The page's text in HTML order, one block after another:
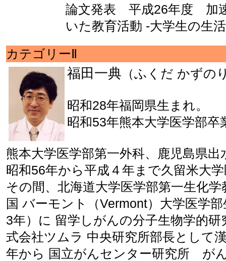
論文発表 平成26年度 加
いた教育活動 -大学生の生
カテゴリーⅡ
福田一典 （ふくだ かずの
昭和28年福岡県生まれ。
昭和53年熊本大学医学部卒
熊本大学医学部第一外科、鹿児島県
昭和56年から平成４年まで久留米大
その間、北海道大学医学部第一生化
国 バーモント（Vermont）大学医学
3年）に 留学しがんの分子生物学的
式会社ツムラ 中央研究所部長として
年から 国立がんセンター研究所 が